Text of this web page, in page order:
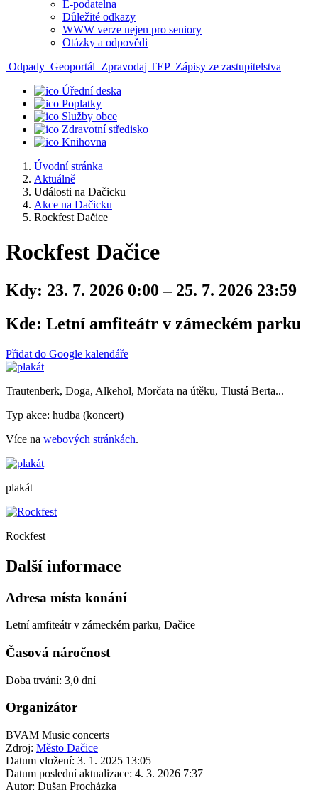
E-podatelna
Důležité odkazy
WWW verze nejen pro seniory
Otázky a odpovědi
Odpady Geoportál Zpravodaj TEP Zápisy ze zastupitelstva
Úřední deska
Poplatky
Služby obce
Zdravotní středisko
Knihovna
Úvodní stránka
Aktuálně
Události na Dačicku
Akce na Dačicku
Rockfest Dačice
Rockfest Dačice
Kdy: 23. 7. 2026 0:00 – 25. 7. 2026 23:59
Kde: Letní amfiteátr v zámeckém parku
Přidat do Google kalendáře
Trautenberk, Doga, Alkehol, Morčata na útěku, Tlustá Berta...
Typ akce: hudba (koncert)
Více na webových stránkách.
plakát
Rockfest
Další informace
Adresa místa konání
Letní amfiteátr v zámeckém parku, Dačice
Časová náročnost
Doba trvání: 3,0 dní
Organizátor
BVAM Music concerts
Zdroj: Město Dačice
Datum vložení: 3. 1. 2025 13:05
Datum poslední aktualizace: 4. 3. 2026 7:37
Autor: Dušan Procházka